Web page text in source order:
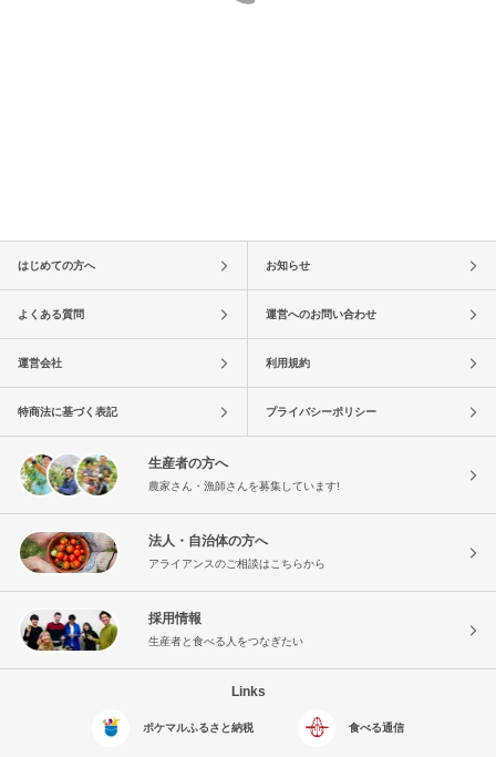
はじめての方へ お知らせ
よくある質問 運営へのお問い合わせ
運営会社 利用規約
特商法に基づく表記 プライバシーポリシー
生産者の方へ
農家さん・漁師さんを募集しています!
法人・自治体の方へ
アライアンスのご相談はこちらから
採用情報
生産者と食べる人をつなぎたい
Links
ポケマルふるさと納税 食べる通信